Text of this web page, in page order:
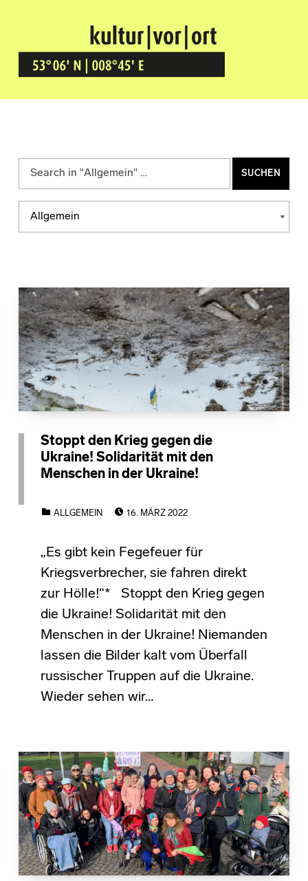
Kultur Vor Ort
BREMEN GRÖPELINGEN
Suchen nach:
KATEGORIEN
Kategorien
Stoppt den Krieg gegen die
Ukraine! Solidarität mit den
Menschen in der Ukraine!
ALLGEMEIN
16. MÄRZ 2022
„Es gibt kein Fegefeuer für
Kriegsverbrecher, sie fahren direkt
zur Hölle!“* Stoppt den Krieg gegen
die Ukraine! Solidarität mit den
Menschen in der Ukraine! Niemanden
lassen die Bilder kalt vom Überfall
russischer Truppen auf die Ukraine.
Wieder sehen wir…